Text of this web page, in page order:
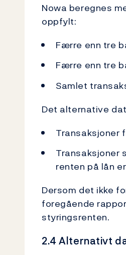
Nowa beregnes
oppfylt:
Færre enn tre
Færre enn tre
Samlet
Det alternative
Transaksjoner
Transaksjoner
renten på lån
Dersom det ikke
foregående
styringsrenten.
2.4 Alternativt